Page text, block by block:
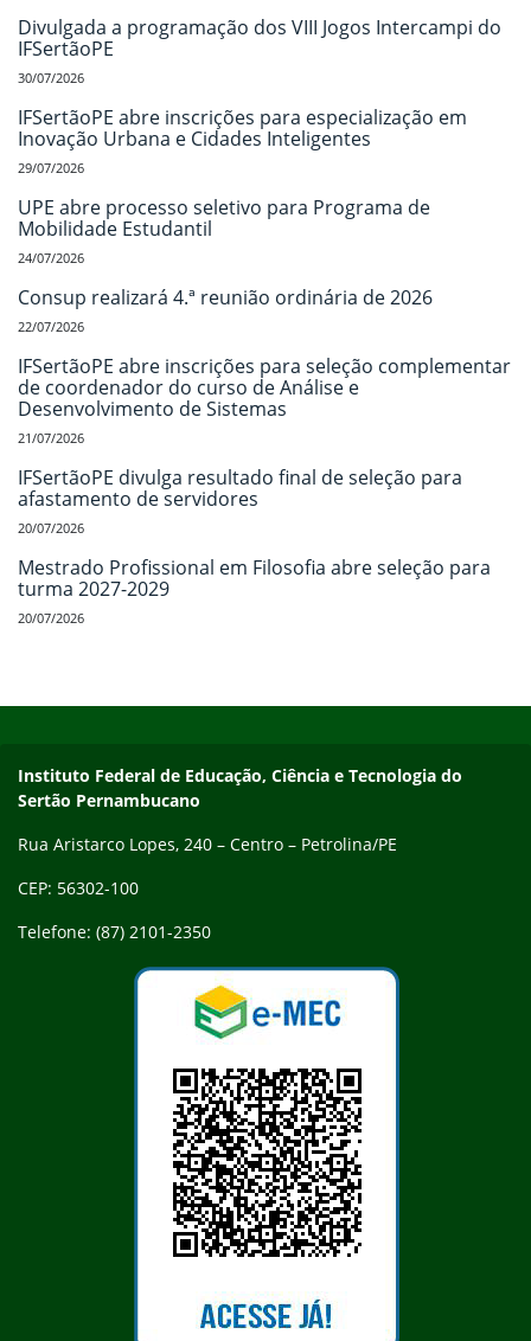
Divulgada a programação dos VIII Jogos Intercampi do
IFSertãoPE
30/07/2026
IFSertãoPE abre inscrições para especialização em
Inovação Urbana e Cidades Inteligentes
29/07/2026
UPE abre processo seletivo para Programa de
Mobilidade Estudantil
24/07/2026
Consup realizará 4.ª reunião ordinária de 2026
22/07/2026
IFSertãoPE abre inscrições para seleção complementar
de coordenador do curso de Análise e
Desenvolvimento de Sistemas
21/07/2026
IFSertãoPE divulga resultado final de seleção para
afastamento de servidores
20/07/2026
Mestrado Profissional em Filosofia abre seleção para
turma 2027-2029
20/07/2026
Endereço
Instituto Federal de Educação, Ciência e Tecnologia do
Sertão Pernambucano
Rua Aristarco Lopes, 240 – Centro – Petrolina/PE
CEP: 56302-100
Telefone: (87) 2101-2350